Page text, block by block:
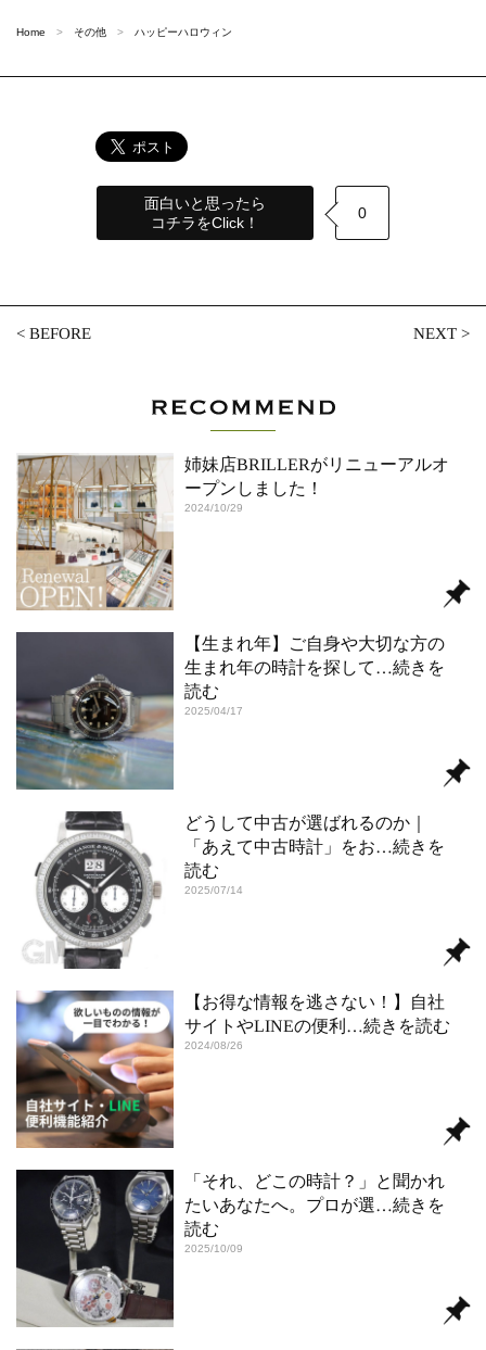
Home その他 ハッピーハロウィン
面白いと思ったら
コチラをClick！
0
<BEFORE NEXT>
姉妹店BRILLERがリニューアルオ
ープンしました！
2024/10/29
【生まれ年】ご自身や大切な方の
生まれ年の時計を探して …続きを
読む
2025/04/17
どうして中古が選ばれるのか｜
「あえて中古時計」をお…続きを
読む
2025/07/14
【お得な情報を逃さない！】自社
サイトやLINEの便利 …続きを読む
2024/08/26
「それ、どこの時計？」と聞かれ
たいあなたへ。プロが選…続きを
読む
2025/10/09